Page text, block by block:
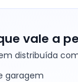
vale a
distribuída
garagem